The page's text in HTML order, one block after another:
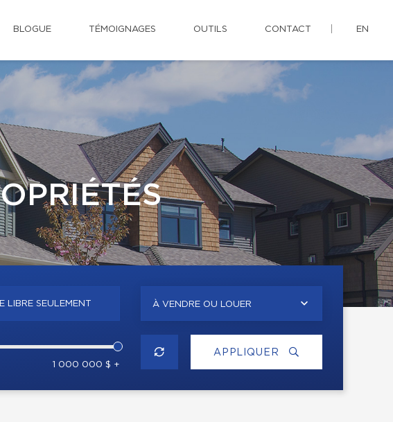
BLOGUE TÉMOIGNAGES OUTILS CONTACT EN
LIBRE SEULEMENT À VENDRE OU LOUER
1 000 000 $ +
APPLIQUER